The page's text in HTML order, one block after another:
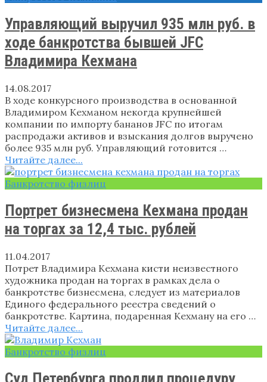
Управляющий выручил 935 млн руб. в
ходе банкротства бывшей JFC
Владимира Кехмана
14.08.2017
В ходе конкурсного производства в основанной
Владимиром Кехманом некогда крупнейшей
компании по импорту бананов JFC по итогам
распродажи активов и взыскания долгов выручено
более 935 млн руб. Управляющий готовится …
Читайте далее...
Банкротство физлиц
Портрет бизнесмена Кехмана продан
на торгах за 12,4 тыс. рублей
11.04.2017
Потрет Владимира Кехмана кисти неизвестного
художника продан на торгах в рамках дела о
банкротстве бизнесмена, следует из материалов
Единого федерального реестра сведений о
банкротстве. Картина, подаренная Кехману на его …
Читайте далее...
Банкротство физлиц
Суд Петербурга продлил процедуру